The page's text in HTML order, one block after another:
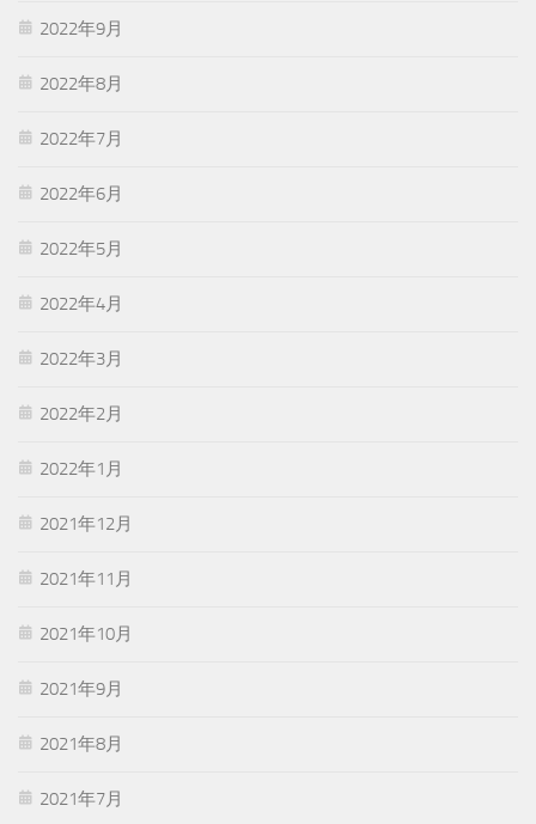
2022年9月
2022年8月
2022年7月
2022年6月
2022年5月
2022年4月
2022年3月
2022年2月
2022年1月
2021年12月
2021年11月
2021年10月
2021年9月
2021年8月
2021年7月